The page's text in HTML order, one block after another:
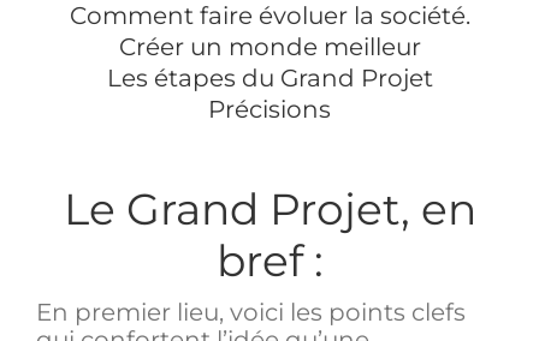
Comment faire évoluer la société.
Créer un monde meilleur
Les étapes du Grand Projet
Précisions
Le Grand Projet, en
bref :
En premier lieu, voici les points clefs